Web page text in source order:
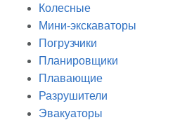
Колесные
Мини-экскаваторы
Погрузчики
Планировщики
Плавающие
Разрушители
Эвакуаторы